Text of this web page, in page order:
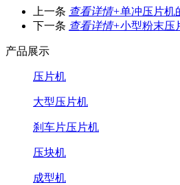
上一条 查看详情+单冲压片机
下一条 查看详情+小型粉末压
产品展示
压片机
大型压片机
刹车片压片机
压块机
成型机